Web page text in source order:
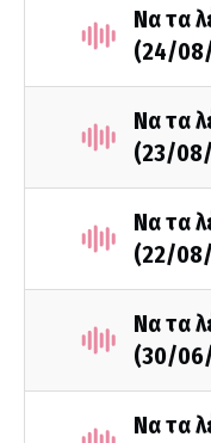
Να τα
(24/
Να τα
(23/
Να τα
(22/
Να τα
(30/
Να τα